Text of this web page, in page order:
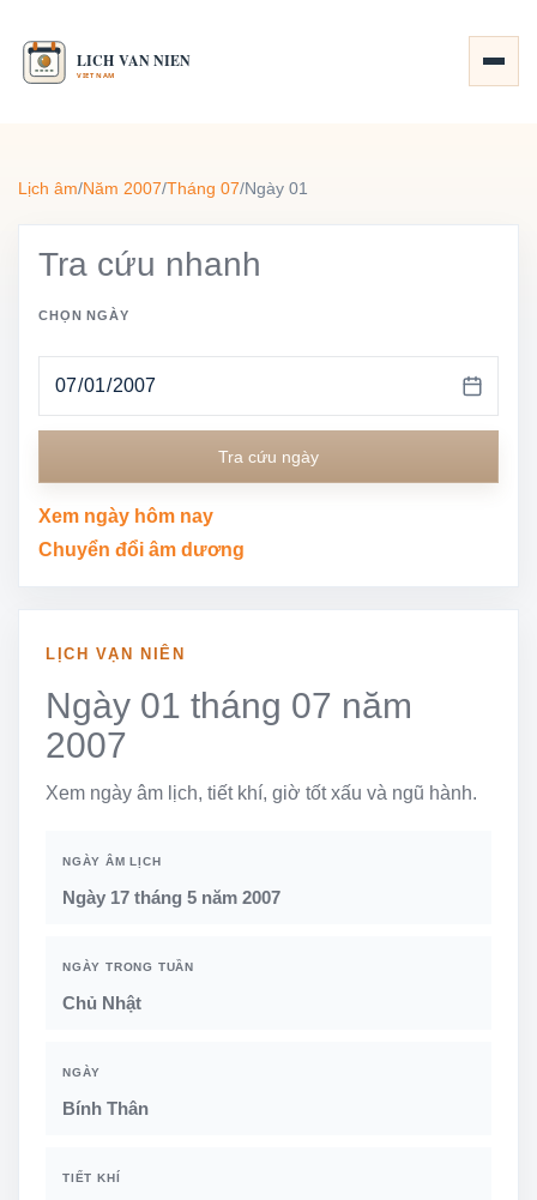
Lịch âm/Năm 2007/Tháng 07/Ngày 01
Tra cứu nhanh
CHỌN NGÀY
Tra cứu ngày
Xem ngày hôm nay
Chuyển đổi âm dương
LỊCH VẠN NIÊN
Ngày 01 tháng 07 năm
2007
Xem ngày âm lịch, tiết khí, giờ tốt xấu và ngũ hành.
NGÀY ÂM LỊCH
Ngày 17 tháng 5 năm 2007
NGÀY TRONG TUẦN
Chủ Nhật
NGÀY
Bính Thân
TIẾT KHÍ